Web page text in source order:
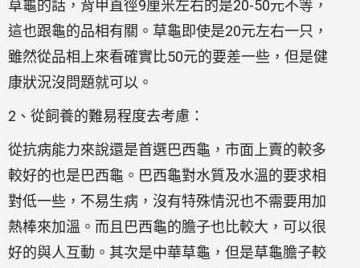
草龜的話，背甲直徑9厘米左右的是20-50元不等，
這也跟龜的品相有關。草龜即使是20元左右一只，
雖然從品相上來看確實比50元的要差一些，但是健
康狀況沒問題就可以。
2、從飼養的難易程度去考慮：
從抗病能力來說還是首選巴西龜，市面上賣的較多
較好的也是巴西龜。巴西龜對水質及水溫的要求相
對低一些，不易生病，沒有特殊情況也不需要用加
熱棒來加溫。而且巴西龜的膽子也比較大，可以很
好的與人互動。其次是中華草龜，但是草龜膽子較